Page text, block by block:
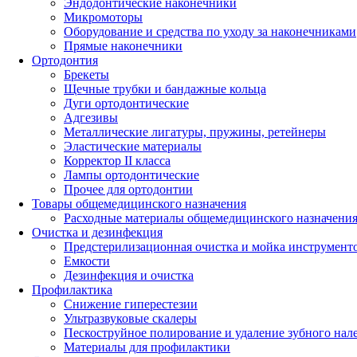
Микромоторы
Оборудование и средства по уходу за наконечниками
Прямые наконечники
Ортодонтия
Брекеты
Щечные трубки и бандажные кольца
Дуги ортодонтические
Адгезивы
Металлические лигатуры, пружины, ретейнеры
Эластические материалы
Корректор II класса
Лампы ортодонтические
Прочее для ортодонтии
Товары общемедицинского назначения
Расходные материалы общемедицинского назначения
Очистка и дезинфекция
Предстерилизационная очистка и мойка
Емкости
Дезинфекция и очистка
Профилактика
Снижение гиперестезии
Ультразвуковые скалеры
Пескоструйное полирование и удаление зубного
Материалы для профилактики